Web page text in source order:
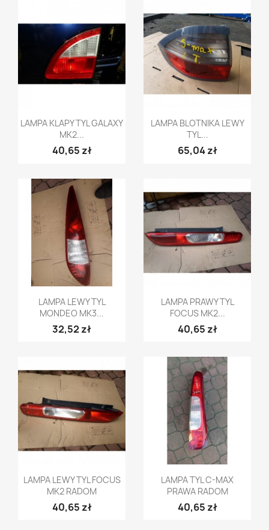
Szybki podgląd
LAMPA KLAPY TYL GALAXY
MK2...
40,65 zł
Szybki podgląd
LAMPA BLOTNIKA LEWY
TYL...
65,04 zł
 Szybki podgląd
LAMPA LEWY TYL
MONDEO MK3...
32,52 zł
Szybki podgląd
LAMPA PRAWY TYL
FOCUS MK2...
40,65 zł
Szybki podgląd
LAMPA LEWY TYL FOCUS
MK2 RADOM
40,65 zł
Szybki podgląd
LAMPA TYL C-MAX
PRAWA RADOM
40,65 zł